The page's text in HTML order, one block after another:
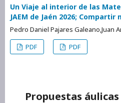
Un Viaje al interior de las
JAEM de Jaén 2026;
Pedro Daniel Pajares Galeano,Juan
PDF
PDF
Propuestas áulicas